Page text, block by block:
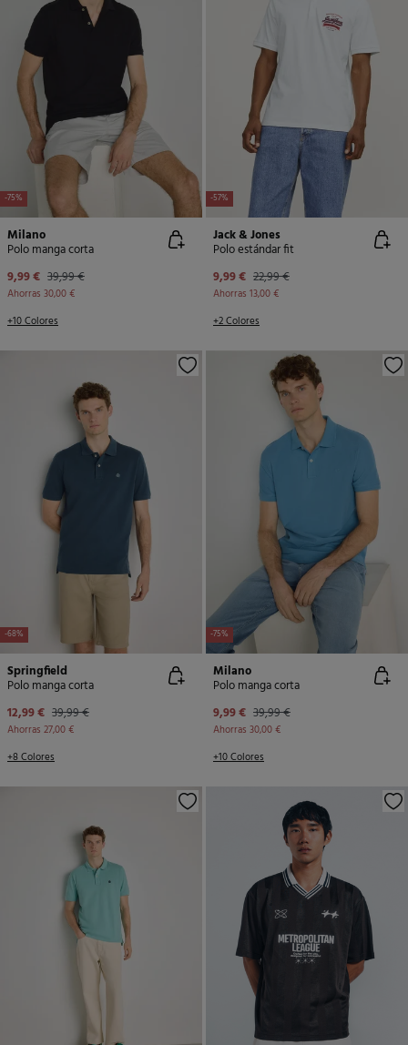
-75%
Milano
Polo manga corta
9,99 € 39,99 €
Ahorras 30,00 €
+10 Colores
-57%
Jack & Jones
Polo estándar fit
9,99 € 22,99 €
Ahorras 13,00 €
+2 Colores
-68%
Springfield
Polo manga corta
12,99 € 39,99 €
Ahorras 27,00 €
+8 Colores
-75%
Milano
Polo manga corta
9,99 € 39,99 €
Ahorras 30,00 €
+10 Colores